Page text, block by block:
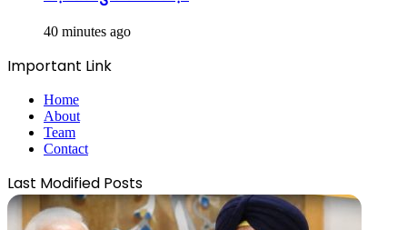
40 minutes ago
Important Link
Home
About
Team
Contact
Last Modified Posts